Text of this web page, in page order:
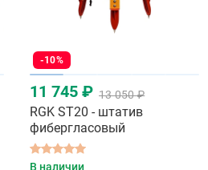
-10%
11 745 ₽ 13 050 ₽
RGK ST20 - штатив
фибергласовый
В наличии